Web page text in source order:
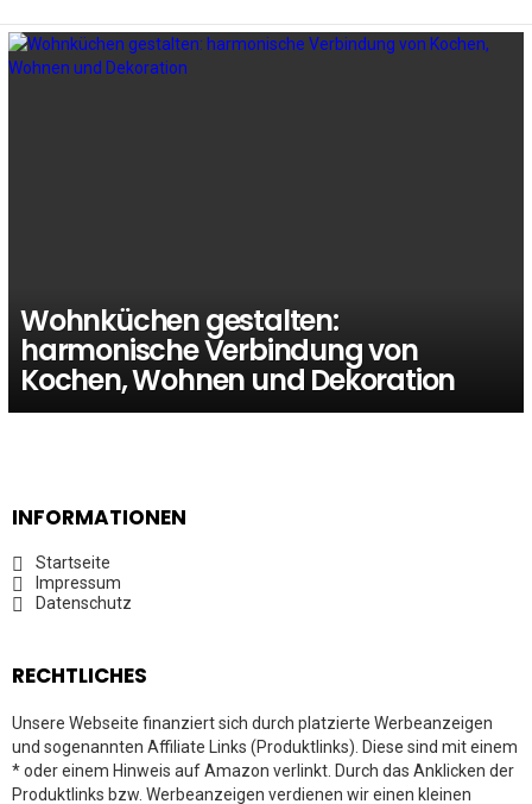
LATEST
Wohnküchen gestalten:
harmonische Verbindung von
Kochen, Wohnen und Dekoration
INFORMATIONEN
Startseite
Impressum
Datenschutz
RECHTLICHES
Unsere Webseite finanziert sich durch platzierte Werbeanzeigen
und sogenannten Affiliate Links (Produktlinks). Diese sind mit einem
* oder einem Hinweis auf Amazon verlinkt. Durch das Anklicken der
Produktlinks bzw. Werbeanzeigen verdienen wir einen kleinen